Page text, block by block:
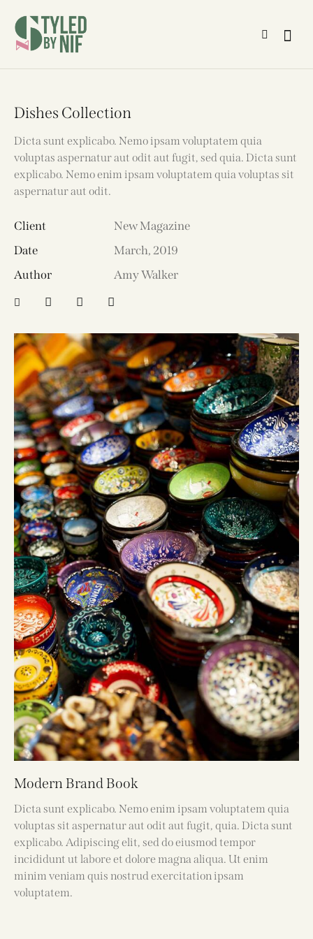
Dishes Collection
Modern Brand Book
Dicta sunt explicabo. Nemo enim ipsam voluptatem quia
voluptas sit aspernatur aut odit aut fugit, quia. Dicta sunt
explicabo. Adipiscing elit, sed do eiusmod tempor
incididunt ut labore et dolore magna aliqua. Ut enim
minim veniam quis nostrud exercitation ipsam
voluptatem.
Dicta sunt explicabo. Nemo ipsam voluptatem quia
voluptas aspernatur aut odit aut fugit, sed quia. Dicta sunt
explicabo. Nemo enim ipsam voluptatem quia voluptas sit
aspernatur aut odit.
Client
New Magazine
Date
March, 2019
Author
Amy Walker